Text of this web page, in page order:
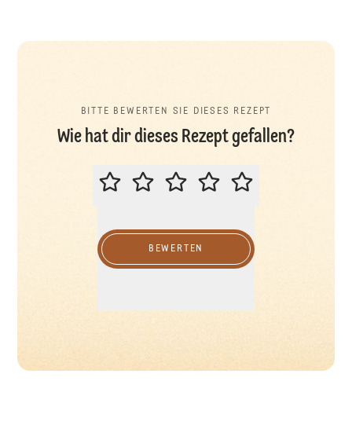
BITTE BEWERTEN SIE DIESES REZEPT
Wie hat dir dieses Rezept gefallen?
BITTE BEWERTEN SIE DIESES
BEWERTEN